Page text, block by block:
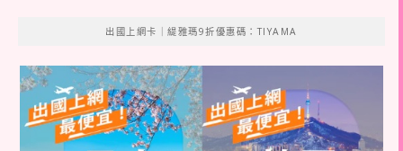
出國上網卡｜緹雅瑪9折優惠碼：TIYAMA